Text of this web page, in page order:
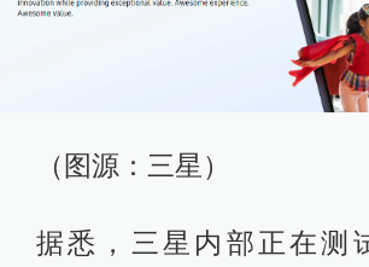
（图源：三星）
据悉，三星内部正在测